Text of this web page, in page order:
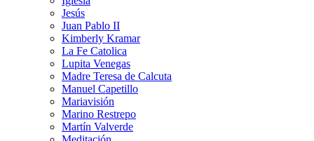
Jesús
Juan Pablo II
Kimberly Kramar
La Fe Catolica
Lupita Venegas
Madre Teresa de Calcuta
Manuel Capetillo
Mariavisión
Marino Restrepo
Martín Valverde